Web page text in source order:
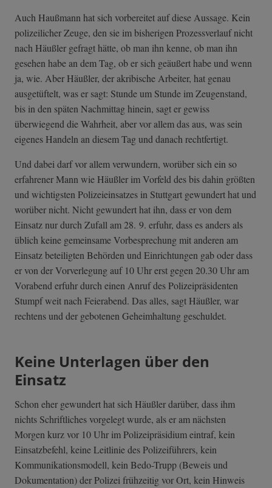
Auch Haußmann hat sich vorbereitet auf diese Aussage. Kein
polizeilicher Zeuge, den sie im bisherigen Prozessverlauf nicht
nach Häußler gefragt hätte, ob man ihn kenne, ob man ihn
gesehen habe an dem Tag, ob er sich geäußert habe und wenn
ja, wie. Aber Häußler, der akribische Arbeiter, hat genau
ausgetüftelt, was er sagt: Stunde um Stunde im Zeugenstand,
bis in den späten Nachmittag hinein, sagt er gewiss
überwiegend die Wahrheit, aber vor allem das aus, was sein
eigenes Handeln an diesem Tag und danach rechtfertigt.
Und dabei darf vor allem verwundern, worüber sich ein so
erfahrener Mann wie Häußler im Vorfeld des bis dahin größten
und wichtigsten Polizeieinsatzes in Stuttgart gewundert hat und
worüber nicht. Nicht gewundert hat ihn, dass er von dem
Einsatz nur durch Zufall am 28. 9. erfuhr, dass es anders als
üblich keine gemeinsame Vorbesprechung mit anderen am
Einsatz beteiligten Behörden und Einrichtungen gab oder dass
er von der Vorverlegung auf 10 Uhr erst gegen 20.30 Uhr am
Vorabend erfuhr durch einen Anruf des Polizeipräsidenten
Stumpf weit nach Feierabend. Das alles, sagt Häußler, war
rechtens und der gebotenen Geheimhaltung geschuldet.
Keine Unterlagen über den
Einsatz
Schon eher gewundert hat sich Häußler darüber, dass ihm
nichts Schriftliches vorgelegt wurde, als er am nächsten
Morgen kurz vor 10 Uhr im Polizeipräsidium eintraf, kein
Einsatzbefehl, keine Leitlinie des Polizeiführers, kein
Kommunikationsmodell, kein Bedo-Trupp (Beweis und
Dokumentation) der Polizei frühzeitig vor Ort, kein Hinweis